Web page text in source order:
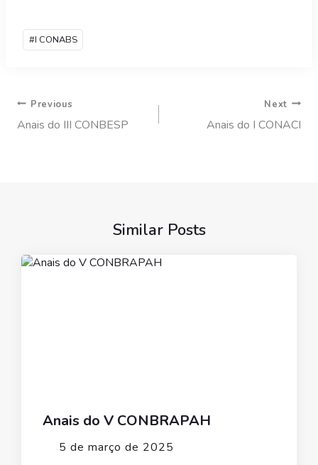
#I CONABS
Previous
Anais do III CONBESP
Next
Anais do I CONACI
Similar Posts
Anais do V CONBRAPAH
5 de março de 2025